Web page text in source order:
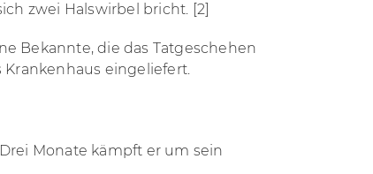
zwei Halswirbel bricht. [2]
Bekannte, die das Tatgeschehen
eingeliefert.
Monate kämpft er um sein